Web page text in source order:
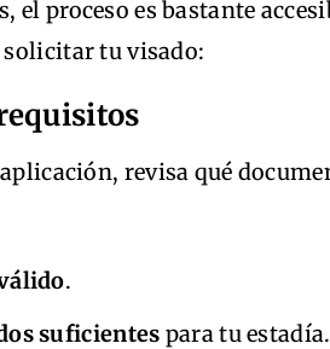
el proceso es bastante
tu visado:
revisa qué
.
suficientes para tu estadía.